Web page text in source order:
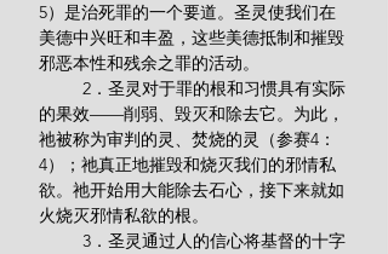
5）是治死罪的一个要道。圣灵使我们在
美德中兴旺和丰盈，这些美德抵制和摧毁
邪恶本性和残余之罪的活动。
的果效——削弱、毁灭和除去它。为此，
祂被称为审判的灵、焚烧的灵（参赛4：
4）；祂真正地摧毁和烧灭我们的邪情私
欲。祂开始用大能除去石心，接下来就如
火烧灭邪情私欲的根。